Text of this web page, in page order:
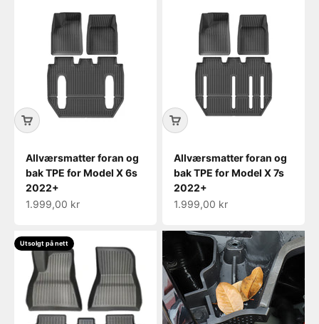
Allværsmatter foran og
bak TPE for Model X 6s
2022+
Salgspris
1.999,00 kr
Allværsmatter foran og
bak TPE for Model X 7s
2022+
Salgspris
1.999,00 kr
Utsolgt på nett